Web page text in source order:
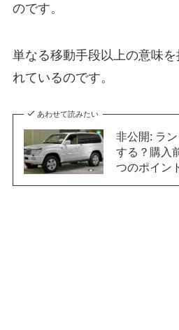
のです。
単なる移動手段以上の意味
れているのです。
あわせて読みたい
非公開: ラ
する？購入
つのポイン